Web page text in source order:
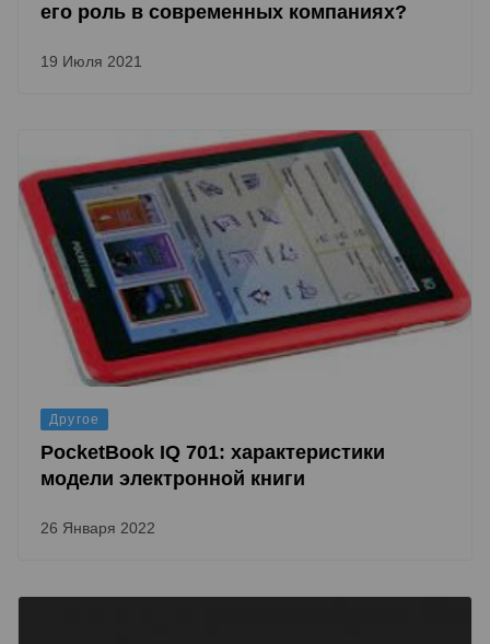
его роль в современных компаниях?
19 Июля 2021
Другое
PocketBook IQ 701: характеристики
модели электронной книги
26 Января 2022